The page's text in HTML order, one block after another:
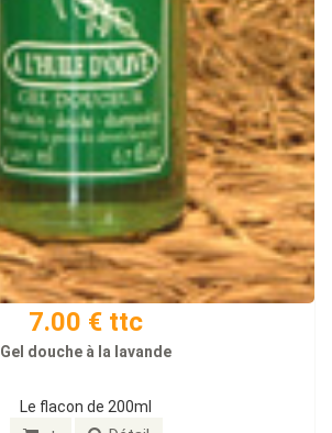
7.00 € ttc
Gel douche à la lavande
Le flacon de 200ml